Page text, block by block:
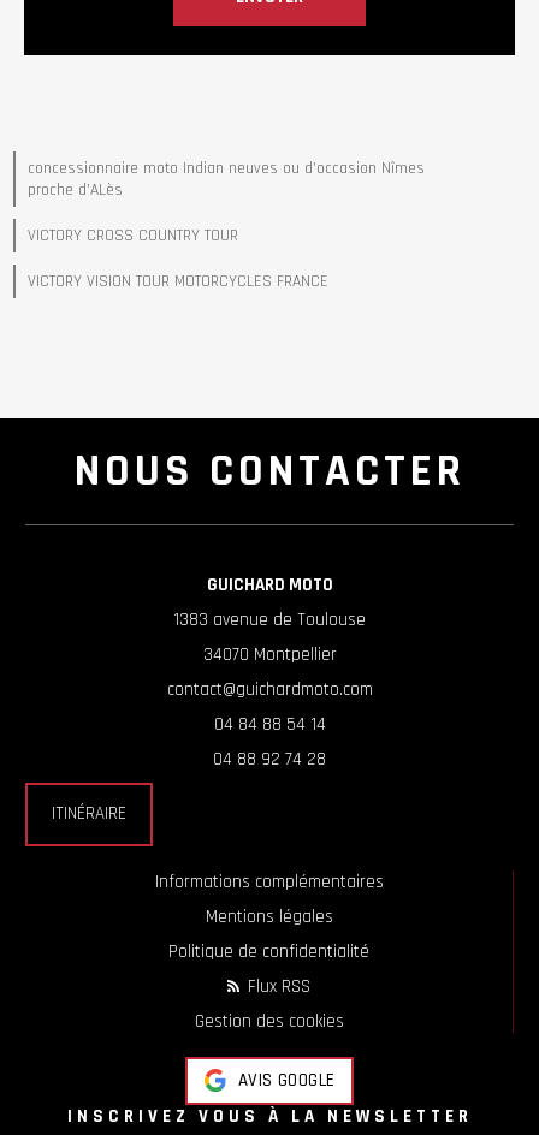
concessionnaire moto Indian neuves ou d'occasion Nîmes
proche d'ALès
VICTORY CROSS COUNTRY TOUR
VICTORY VISION TOUR MOTORCYCLES FRANCE
NOUS CONTACTER
GUICHARD MOTO
1383 avenue de Toulouse
34070 Montpellier
contact@guichardmoto.com
04 84 88 54 14
04 88 92 74 28
ITINÉRAIRE
Informations complémentaires
Mentions légales
Politique de confidentialité
Flux RSS
Gestion des cookies
AVIS GOOGLE
INSCRIVEZ VOUS À LA NEWSLETTER